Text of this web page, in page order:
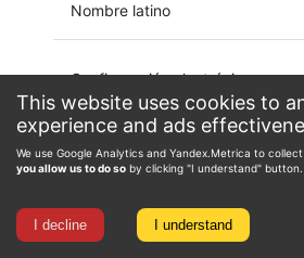
This website uses cookies to
experience and ads
We use Google Analytics and Yandex.Metrica to
you allow us to do so by clicking "I understand" button.
I decline I understand
Nombre latino
Configuración electrónica
Estado de oxidación